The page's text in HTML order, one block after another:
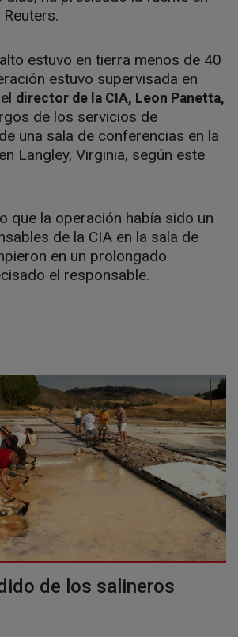
estuvo en tierra menos de 40
estuvo supervisada en
director de la CIA, Leon Panetta,
de los servicios de
una sala de conferencias en la
Langley, Virginia, según este
que la operación había sido un
de la CIA en la sala de
en un prolongado
el responsable.
de los salineros